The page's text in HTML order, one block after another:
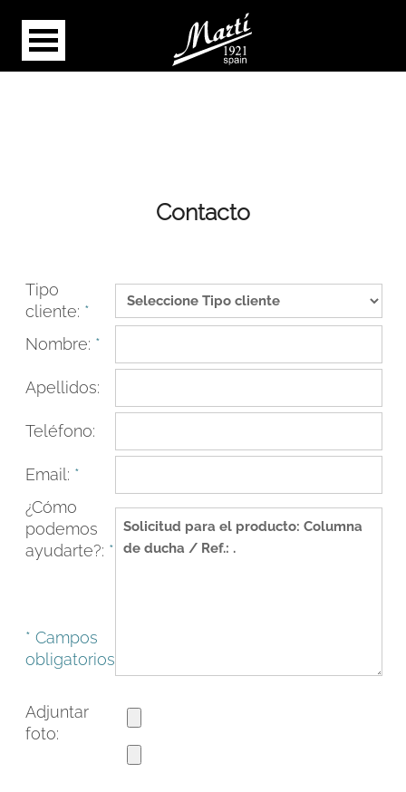
INSTAGRAM
CAT ESP
Contacto
Tipo
cliente: *
Nombre: *
Apellidos:
Teléfono:
Email: *
¿Cómo
podemos
ayudarte?: *
* Campos
obligatorios
Adjuntar
foto: